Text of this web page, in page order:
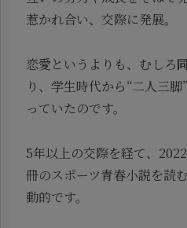
惹かれ合い、交際に発展。
恋愛というよりも、むしろ
り、学生時代から“二人三
っていたのです。
5年以上の交際を経て、
冊のスポーツ青春小説を読
動的です。